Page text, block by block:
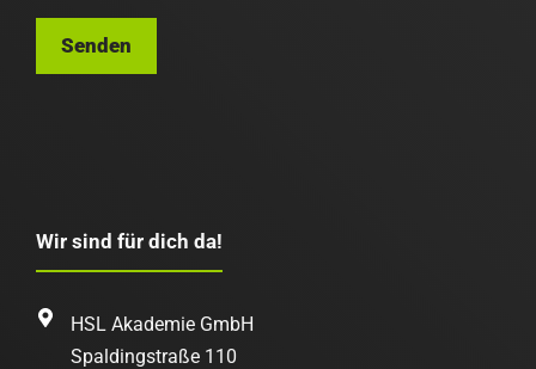
Wir sind für dich da!
HSL Akademie GmbH
Spaldingstraße 110